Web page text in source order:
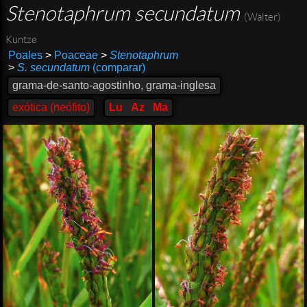
Stenotaphrum secundatum (Walter)
Kuntze
Poales >Poaceae > Stenotaphrum
> S. secundatum(comparar)
grama-de-santo-agostinho, grama-inglesa
exótica (neófito)
Lu Az Ma